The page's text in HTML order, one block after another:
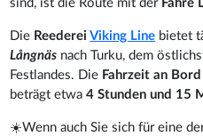
sind, ist die Route mit der Fähre
Die ReedereiViking Line bietet
Långnäs nach Turku, dem
Festlandes. Die Fahrzeit an Bord
beträgt etwa4 Stunden und 15
☀️Wenn auch Sie sich für eine